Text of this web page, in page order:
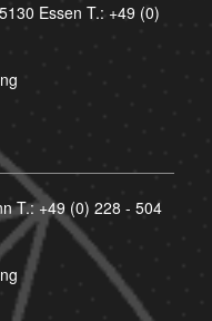
Essen T.: +49 (0)
T.:+49 (0) 228 - 504